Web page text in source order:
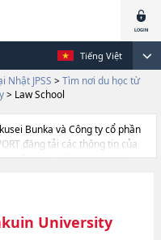
Tiếng Việt
Nhật JPSS > Tìm nơi du học từ
> Law School
Bunka và Công ty cổ phần
đăng tải các thông tin của
đại học ngắn hạn, trường
là về các Graduate school of
school of
School of
University